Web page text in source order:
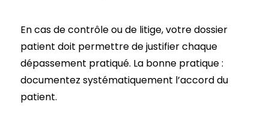
En cas de contrôle ou de litige, votre dossier
patient doit permettre de justifier chaque
dépassement pratiqué. La bonne pratique :
documentez systématiquement l’accord du
patient.